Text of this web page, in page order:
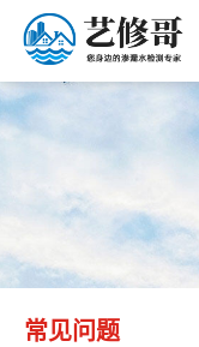
常见问题